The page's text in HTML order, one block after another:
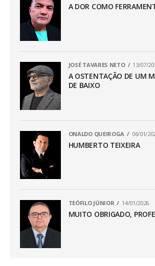
A DOR COMO
JOSÉ TAVARES NETO 13/07/
A OSTENTAÇÃO DE UM
DE BAIXO
ONALDO QUEIROGA 06/01/
HUMBERTO TEIXEIRA
TEÓFILO JÚNIOR 14/01/2026
MUITO OBRIGADO,